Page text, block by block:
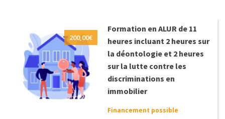
200,00€
Formation en ALUR de 11
heures incluant 2 heures sur
la déontologie et 2 heures
sur la lutte contre les
discriminations en
immobilier
Financement possible